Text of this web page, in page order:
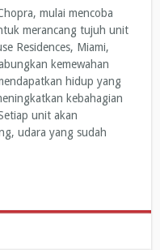
mulai mencoba
merancang tujuh unit
Residences, Miami,
kemewahan
hidup yang
kebahagian
unit akan
udara yang sudah